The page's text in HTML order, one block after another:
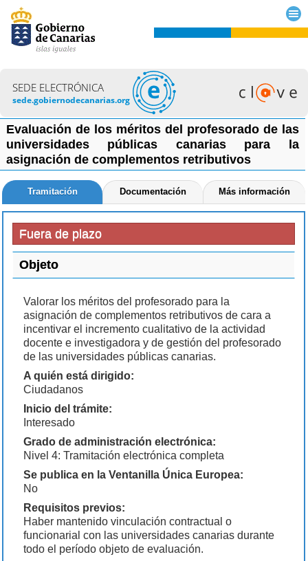
SEDE ELECTRÓNICA
sede.gobiernodecanarias.org
Evaluación de los méritos del profesorado de las
universidades públicas canarias para la
asignación de complementos retributivos
Tramitación Documentación Más información
Fuera de plazo
Objeto
Valorar los méritos del profesorado para la
asignación de complementos retributivos de cara a
incentivar el incremento cualitativo de la actividad
docente e investigadora y de gestión del profesorado
de las universidades públicas canarias.
A quién está dirigido:
Ciudadanos
Inicio del trámite:
Interesado
Grado de administración electrónica:
Nivel 4: Tramitación electrónica completa
Se publica en la Ventanilla Única Europea:
No
Requisitos previos:
Haber mantenido vinculación contractual o
funcionarial con las universidades canarias durante
todo el período objeto de evaluación.